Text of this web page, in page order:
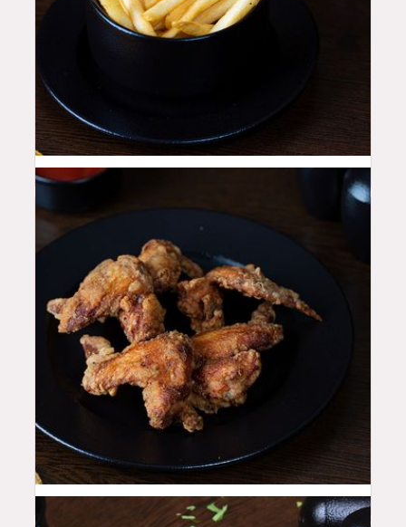
QAR 12
QAR 18